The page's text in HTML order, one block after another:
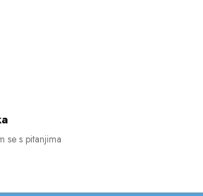
se s pitanjima